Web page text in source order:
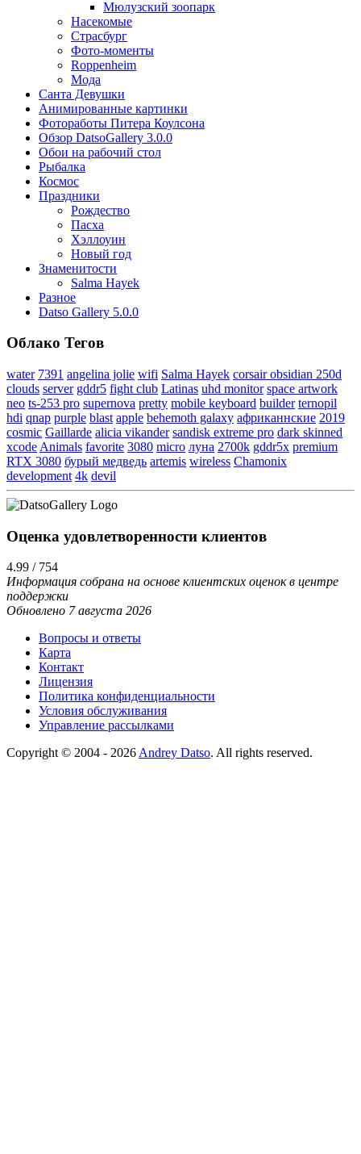
Мюлузский зоопарк
Насекомые
Страсбург
Фото-моменты
Roppenheim
Мода
Санта Девушки
Aнимированные картинки
Фотоработы Питера Коулсона
Обзор DatsoGallery 3.0.0
Обои на рабочий стол
Рыбалка
Космос
Праздники
Рождество
Пасха
Хэллоуин
Новый год
Знаменитости
Salma Hayek
Разное
Datso Gallery 5.0.0
Облако Тегов
water 7391 angelina jolie wifi Salma Hayek corsair obsidian 250d
clouds server gddr5 fight club Latinas uhd monitor space artwork
neo ts-253 pro supernova pretty mobile keyboard builder ternopil
hdi qnap purple blast apple behemoth galaxy африканнские 2019
cosmic Gaillarde alicia vikander sandisk extreme pro dark skinned
xcode Animals favorite 3080 micro луна 2700k gddr5x premium
RTX 3080 бурый медведь artemis wireless Chamonix
development 4k devil
Оценка удовлетворенности клиентов
4.99 / 754
Информация собрана на основе клиентских оценок в центре
поддержки
Обновлено 7 августа 2026
Вопросы и ответы
Карта
Контакт
Лицензия
Политика конфиденциальности
Условия обслуживания
Управление рассылками
Copyright © 2004 - 2026Andrey Datso. All rights reserved.